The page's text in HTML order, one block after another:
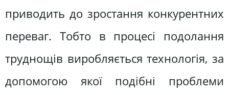
приводить до зростання конкурентних
переваг. Тобто в процесі подолання
труднощів виробляється технологія, за
допомогою якої подібні проблеми